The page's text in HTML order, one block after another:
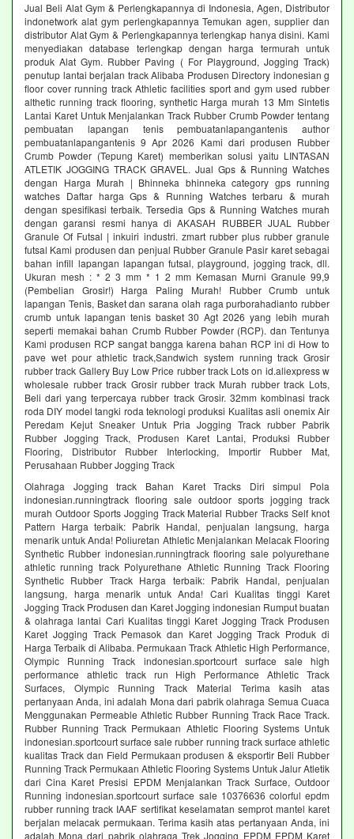
Jual Beli Alat Gym & Perlengkapannya di Indonesia, Agen, Distributor
indonetwork alat gym perlengkapannya Temukan agen, supplier dan
distributor Alat Gym & Perlengkapannya terlengkap hanya disini. Kami
menyediakan database terlengkap dengan harga termurah untuk
produk Alat Gym. Rubber Paving ( For Playground, Jogging Track)
penutup lantai berjalan track Alibaba Produsen Directory indonesian g
floor cover running track Athletic facilities sport and gym used rubber
althetic running track flooring, synthetic Harga murah 13 Mm Sintetis
Lantai Karet Untuk Menjalankan Track Rubber Crumb Powder tentang
pembuatan lapangan tenis pembuatanlapangantenis author
pembuatanlapangantenis 9 Apr 2026 Kami dari produsen Rubber
Crumb Powder (Tepung Karet) memberikan solusi yaitu LINTASAN
ATLETIK JOGGING TRACK GRAVEL. Jual Gps & Running Watches
dengan Harga Murah | Bhinneka bhinneka category gps running
watches Daftar harga Gps & Running Watches terbaru & murah
dengan spesifikasi terbaik. Tersedia Gps & Running Watches murah
dengan garansi resmi hanya di AKASAH RUBBER JUAL Rubber
Granule Of Futsal | inkuiri industri. zmart rubber plus rubber granule
futsal Kami produsen dan penjual Rubber Granule Pasir karet sebagai
bahan infill lapangan lapangan futsal, playground, jogging track, dll.
Ukuran mesh : * 2 3 mm * 1 2 mm Kemasan Murni Granule 99,9
(Pembelian Grosir!) Harga Paling Murah! Rubber Crumb untuk
lapangan Tenis, Basket dan sarana olah raga purborahadianto rubber
crumb untuk lapangan tenis basket 30 Agt 2026 yang lebih murah
seperti memakai bahan Crumb Rubber Powder (RCP). dan Tentunya
Kami produsen RCP sangat bangga karena bahan RCP ini di How to
pave wet pour athletic track,Sandwich system running track Grosir
rubber track Gallery Buy Low Price rubber track Lots on id.aliexpress w
wholesale rubber track Grosir rubber track Murah rubber track Lots,
Beli dari yang terpercaya rubber track Grosir. 32mm kombinasi track
roda DIY model tangki roda teknologi produksi Kualitas asli onemix Air
Peredam Kejut Sneaker Untuk Pria Jogging Track rubber Pabrik
Rubber Jogging Track, Produsen Karet Lantai, Produksi Rubber
Flooring, Distributor Rubber Interlocking, Importir Rubber Mat,
Perusahaan Rubber Jogging Track
Olahraga Jogging track Bahan Karet Tracks Diri simpul Pola
indonesian.runningtrack flooring sale outdoor sports jogging track
murah Outdoor Sports Jogging Track Material Rubber Tracks Self knot
Pattern Harga terbaik: Pabrik Handal, penjualan langsung, harga
menarik untuk Anda! Poliuretan Athletic Menjalankan Melacak Flooring
Synthetic Rubber indonesian.runningtrack flooring sale polyurethane
athletic running track Polyurethane Athletic Running Track Flooring
Synthetic Rubber Track Harga terbaik: Pabrik Handal, penjualan
langsung, harga menarik untuk Anda! Cari Kualitas tinggi Karet
Jogging Track Produsen dan Karet Jogging indonesian Rumput buatan
& olahraga lantai Cari Kualitas tinggi Karet Jogging Track Produsen
Karet Jogging Track Pemasok dan Karet Jogging Track Produk di
Harga Terbaik di Alibaba. Permukaan Track Athletic High Performance,
Olympic Running Track indonesian.sportcourt surface sale high
performance athletic track run High Performance Athletic Track
Surfaces, Olympic Running Track Material Terima kasih atas
pertanyaan Anda, ini adalah Mona dari pabrik olahraga Semua Cuaca
Menggunakan Permeable Athletic Rubber Running Track Race Track.
Rubber Running Track Permukaan Athletic Flooring Systems Untuk
indonesian.sportcourt surface sale rubber running track surface athletic
kualitas Track dan Field Permukaan produsen & eksportir Beli Rubber
Running Track Permukaan Athletic Flooring Systems Untuk Jalur Atletik
dari Cina Karet Presisi EPDM Menjalankan Track Surface, Outdoor
Running indonesian.sportcourt surface sale 10376636 colorful epdm
rubber running track IAAF sertifikat keselamatan semprot mantel karet
berjalan melacak permukaan. Terima kasih atas pertanyaan Anda, ini
adalah Mona dari pabrik olahraga Trek Jogging EPDM EPDM Karet